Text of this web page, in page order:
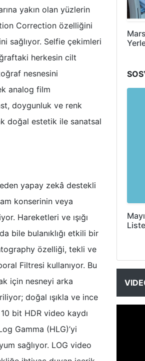
yakın olan yüzlerin
Correction özelliğini
sağlıyor. Selfie çekimleri
herkesin cilt
nesnesini
analog film
doygunluk ve renk
doğal estetik ile sanatsal
yapay zekâ destekli
konserinin veya
Hareketleri ve ışığı
bile bulanıklığı etkili bir
özelliği, tekli ve
Filtresi kullanıyor. Bu
için nesneyi arka
doğal ışıkla ve ince
bit HDR video kaydı
Gamma (HLG)’yi
sağlıyor. LOG video